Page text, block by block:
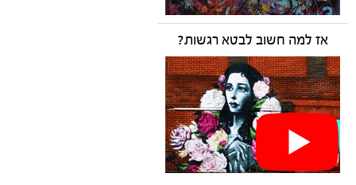
אז למה חשוב לבטא רגשות?